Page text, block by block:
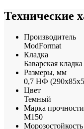
Технические
Производитель
ModFormat
Кладка
Баварская кладка
Размеры, мм
0,7 НФ
Цвет
Темный
Марка прочности
М150
Морозостойкость